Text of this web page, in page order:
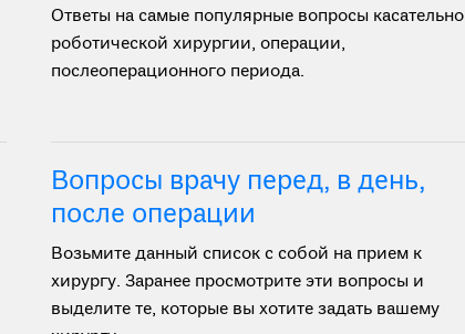
Ответы на самые популярные вопросы касательно
роботической хирургии, операции,
послеоперационного периода.
Вопросы врачу перед, в день,
после операции
Возьмите данный список с собой на прием к
хирургу. Заранее просмотрите эти вопросы и
выделите те, которые вы хотите задать вашему